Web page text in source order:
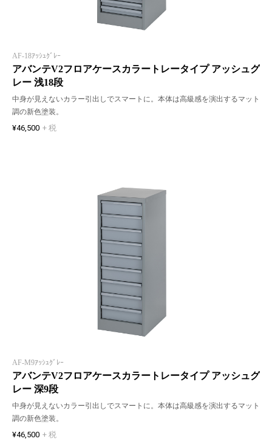
AF-18ｱｯｼｭｸﾞﾚｰ
アバンテV2フロアケースカラートレータイプ アッシュグ
レー 浅18段
中身が見えないカラー引出しでスマートに。本体は高級感を演出するマット
調の新色塗装。
¥46,500 + 税
AF-M9ｱｯｼｭｸﾞﾚｰ
アバンテV2フロアケースカラートレータイプ アッシュグ
レー 深9段
中身が見えないカラー引出しでスマートに。本体は高級感を演出するマット
調の新色塗装。
¥46,500 + 税